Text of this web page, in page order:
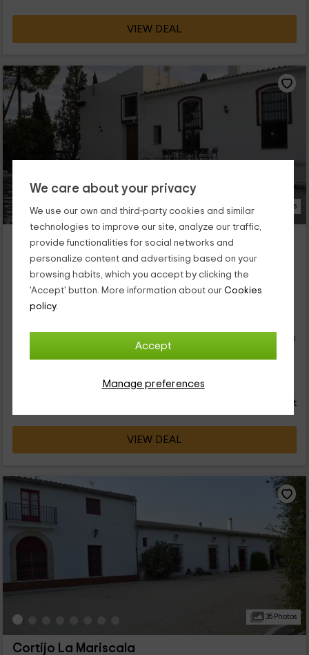
We care about your privacy
We use our own and third-party cookies and similar
technologies to improve our site, analyze our traffic,
provide functionalities for social networks and
personalize content and advertising based on your
browsing habits, which you accept by clicking the
'Accept' button. More information about our Cookies
policy.
Accept
Manage preferences
VIEW DEAL
56 Photos
Viña Santa Petronila
Jerez De La Frontera, Cadiz
0 reviews
Full Rental
8 rooms
22 people
hermosa provincia de Cádiz, es una casa rural muy antigua, su
existencia se remonta a 1737, y aún mantiene su...
person and night
VIEW DEAL
35 Photos
Cortijo La Mariscala